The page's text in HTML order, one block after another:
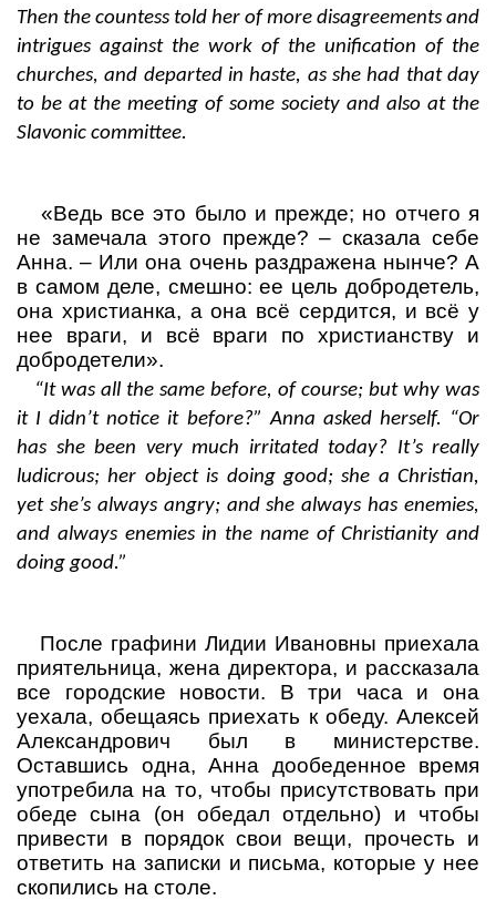
Then the countess told her of more disagreements and
intrigues against the work of the unification of the
churches, and departed in haste, as she had that day
to be at the meeting of some society and also at the
Slavonic committee.
«Ведь все это было и прежде; но отчего я
не замечала этого прежде? – сказала себе
Анна. – Или она очень раздражена нынче? А
в самом деле, смешно: ее цель добродетель,
она христианка, а она всё сердится, и всё у
нее враги, и всё враги по христианству и
добродетели».
“It was all the same before, of course; but why was
it I didn’t notice it before?” Anna asked herself. “Or
has she been very much irritated today? It’s really
ludicrous; her object is doing good; she a Christian,
yet she’s always angry; and she always has enemies,
and always enemies in the name of Christianity and
doing good.”
После графини Лидии Ивановны приехала
приятельница, жена директора, и рассказала
все городские новости. В три часа и она
уехала, обещаясь приехать к обеду. Алексей
Александрович был в министерстве.
Оставшись одна, Анна дообеденное время
употребила на то, чтобы присутствовать при
обеде сына (он обедал отдельно) и чтобы
привести в порядок свои вещи, прочесть и
ответить на записки и письма, которые у нее
скопились на столе.